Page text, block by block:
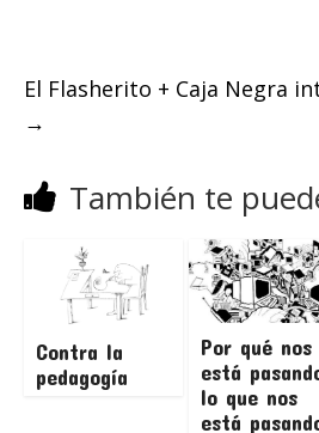
El Flasherito + Caja Negra
→
También te
Contra la
pedagogía
Por qué nos
está
lo que nos
está